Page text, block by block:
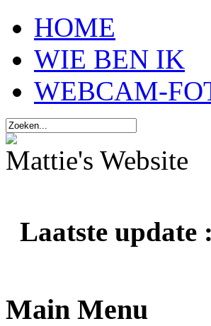
HOME
WIE BEN IK
WEBCAM-
Mattie's Website
Laatste update :
Main Menu